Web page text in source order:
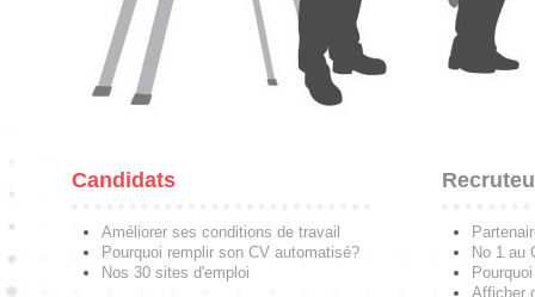
Candidats
Améliorer ses conditions de travail
Pourquoi remplir son CV automatisé?
Nos 30 sites d'emploi
No 1 au
Afficher